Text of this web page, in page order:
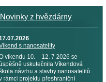
Novinky z hvězdárny
s nanosatelity
víkendu 10. – 12. 7 2026 se
uskutečnila Víkendová
návrhu a stavby nanosatelitů
rámci projektu přeshraniční